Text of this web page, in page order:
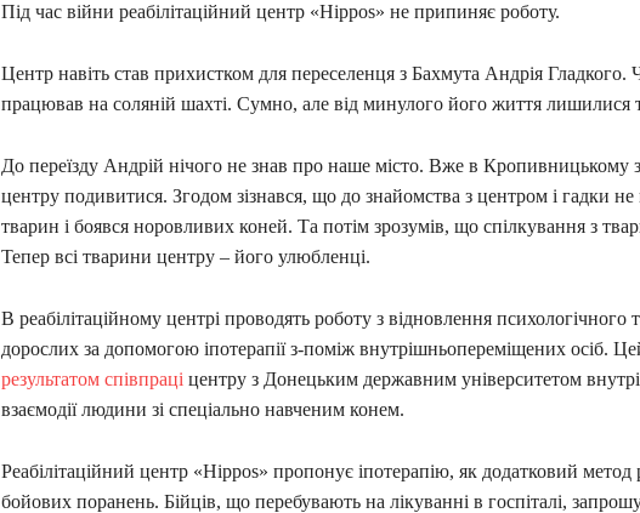
Під час війни реабілітаційний центр «Hippos» не припиняє роботу.
Центр навіть став прихистком для переселенця з Бахмута Андрія Гладкого.
працював на соляній шахті. Сумно, але від минулого його життя лишилися
До переїзду Андрій нічого не знав про наше місто. Вже в Кропивницькому
центру подивитися. Згодом зізнався, що до знайомства з центром і гадки
тварин і боявся норовливих коней. Та потім зрозумів, що спілкування з
Тепер всі тварини центру – його улюбленці.
В реабілітаційному центрі проводять роботу з відновлення психологічного
дорослих за допомогою іпотерапії з-поміж внутрішньопереміщених осіб.
результатом співпраці центру з Донецьким державним університетом
взаємодії людини зі спеціально навченим конем.
Реабілітаційний центр «Hippos» пропонує іпотерапію, як додатковий метод
бойових поранень. Бійців, що перебувають на лікуванні в госпіталі,